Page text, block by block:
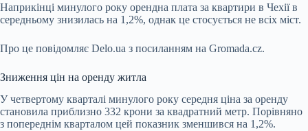
Наприкінці минулого року орендна плата за квартири в Чехії в
середньому знизилась на 1,2%, однак це стосується не всіх міст.
Про це повідомляє Delo.ua з посиланням на Gromada.cz.
Зниження цін на оренду житла
У четвертому кварталі минулого року середня ціна за оренду
становила приблизно 332 крони за квадратний метр. Порівняно
з попереднім кварталом цей показник зменшився на 1,2%.